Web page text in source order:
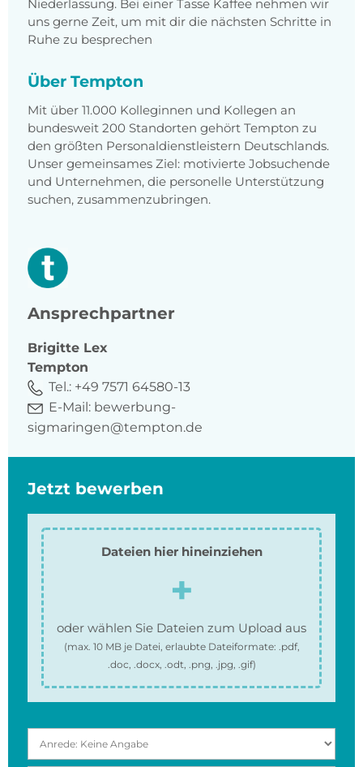
Niederlassung. Bei einer Tasse Kaffee nehmen wir
uns gerne Zeit, um mit dir die nächsten Schritte in
Ruhe zu besprechen
Über Tempton
Mit über 11.000 Kolleginnen und Kollegen an
bundesweit 200 Standorten gehört Tempton zu
den größten Personaldienstleistern Deutschlands.
Unser gemeinsames Ziel: motivierte Jobsuchende
und Unternehmen, die personelle Unterstützung
suchen, zusammenzubringen.
Ansprechpartner
Brigitte Lex
Tempton
Tel.: +49 7571 64580-13
E-Mail: bewerbung-
sigmaringen@tempton.de
Jetzt bewerben
Dateien hier hineinziehen
oder wählen Sie Dateien zum Upload aus
(max. 10 MBje Datei, erlaubte Dateiformate: .pdf,
.doc, .docx, .odt, .png, .jpg, .gif)